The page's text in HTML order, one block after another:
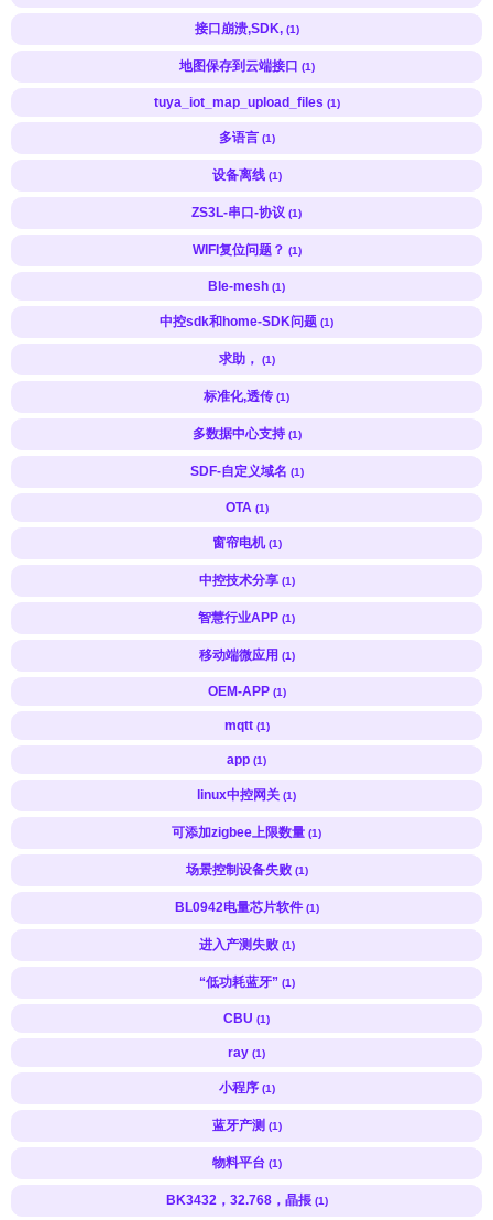
接口崩溃,SDK, (1)
地图保存到云端接口 (1)
tuya_iot_map_upload_files (1)
多语言 (1)
设备离线 (1)
ZS3L-串口-协议 (1)
WIFI复位问题？ (1)
Ble-mesh (1)
中控sdk和home-SDK问题 (1)
求助， (1)
标准化,透传 (1)
多数据中心支持 (1)
SDF-自定义域名 (1)
OTA (1)
窗帘电机 (1)
中控技术分享 (1)
智慧行业APP (1)
移动端微应用 (1)
OEM-APP (1)
mqtt (1)
app (1)
linux中控网关 (1)
可添加zigbee上限数量 (1)
场景控制设备失败 (1)
BL0942电量芯片软件 (1)
进入产测失败 (1)
“低功耗蓝牙” (1)
CBU (1)
ray (1)
小程序 (1)
蓝牙产测 (1)
物料平台 (1)
BK3432，32.768，晶掁 (1)